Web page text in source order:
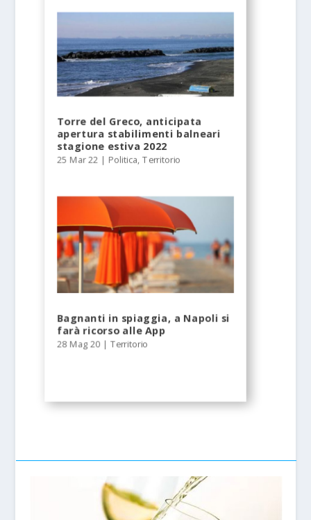
Torre del Greco, anticipata
apertura stabilimenti balneari
stagione estiva 2022
25 Mar 22 | Politica,Territorio
Bagnanti in spiaggia, a Napoli si
farà ricorso alle App
28 Mag 20 |Territorio